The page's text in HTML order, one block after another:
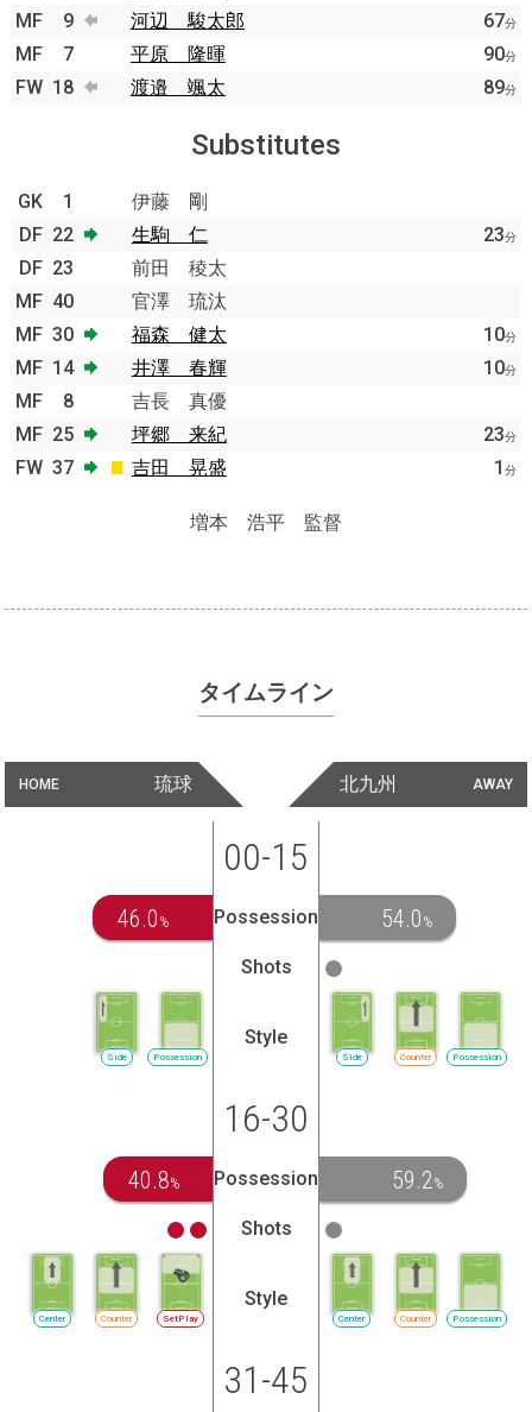
MF 9 河辺 駿太郎 67分
MF 7 平原 隆暉 90分
FW 18 渡邉 颯太 89分
Substitutes
GK 1
伊藤 剛
DF 22 生駒 仁 23分
DF 23
前田 稜太
MF 40
官澤 琉汰
MF 30 福森 健太 10分
MF 14 井澤 春輝 10分
MF 8
吉長 真優
MF 25 坪郷 来紀 23分
FW 37 吉田 晃盛 1 分
増本 浩平 監督
タイムライン
HOME 琉球 AWAY
北九州
00-15
46.0 % Possession 54.0 %
Shots
Possession
Side
Style
Side Counter Possession
16-30
40.8% Possession 59.2%
Shots
SetPlay
Counter
Center
Style
Center Counter Possession
31-45